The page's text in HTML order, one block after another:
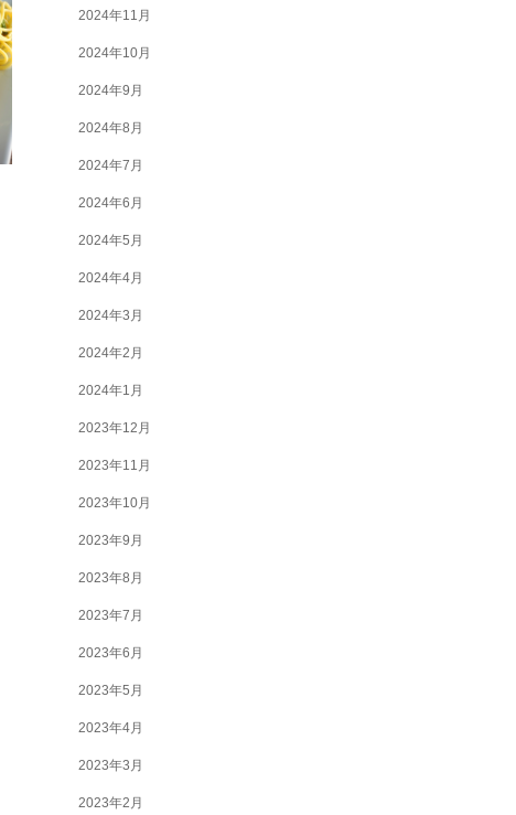
2024年11月
2024年10月
2024年9月
2024年8月
2024年7月
2024年6月
2024年5月
2024年4月
2024年3月
2024年2月
2024年1月
2023年12月
2023年11月
2023年10月
2023年9月
2023年8月
2023年7月
2023年6月
2023年5月
2023年4月
2023年3月
2023年2月